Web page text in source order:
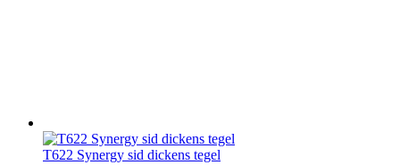
T622 Synergy sid dickens tegel